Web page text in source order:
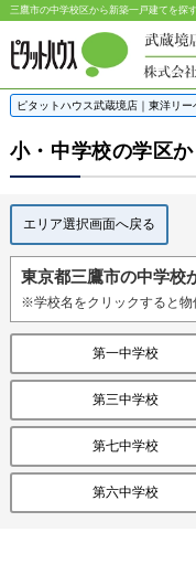
ピタットハウス武蔵境店｜東洋リー
小・中学校の学区
エリア選択画面へ戻る
東京都三鷹市の中学校
※学校名をクリックすると物
第一中学校
第三中学校
第七中学校
第六中学校